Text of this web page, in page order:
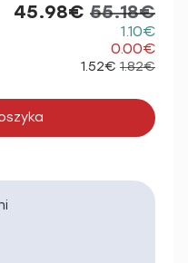
45.98€ 55.18€
1.10€
0.00€
1.52€ 1.82€